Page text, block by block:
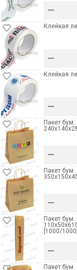
–
Клейкая
–
Клейкая
–
Пакет
–
Пакет
–
Пакет
[1000/1000]
–
Пакет